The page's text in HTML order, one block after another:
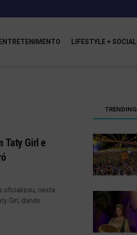
ENTRETENIMENTO LIFESTYLE + SOCIAL
Taty Girl e
oficializou, nesta
Girl, dando
TRENDING